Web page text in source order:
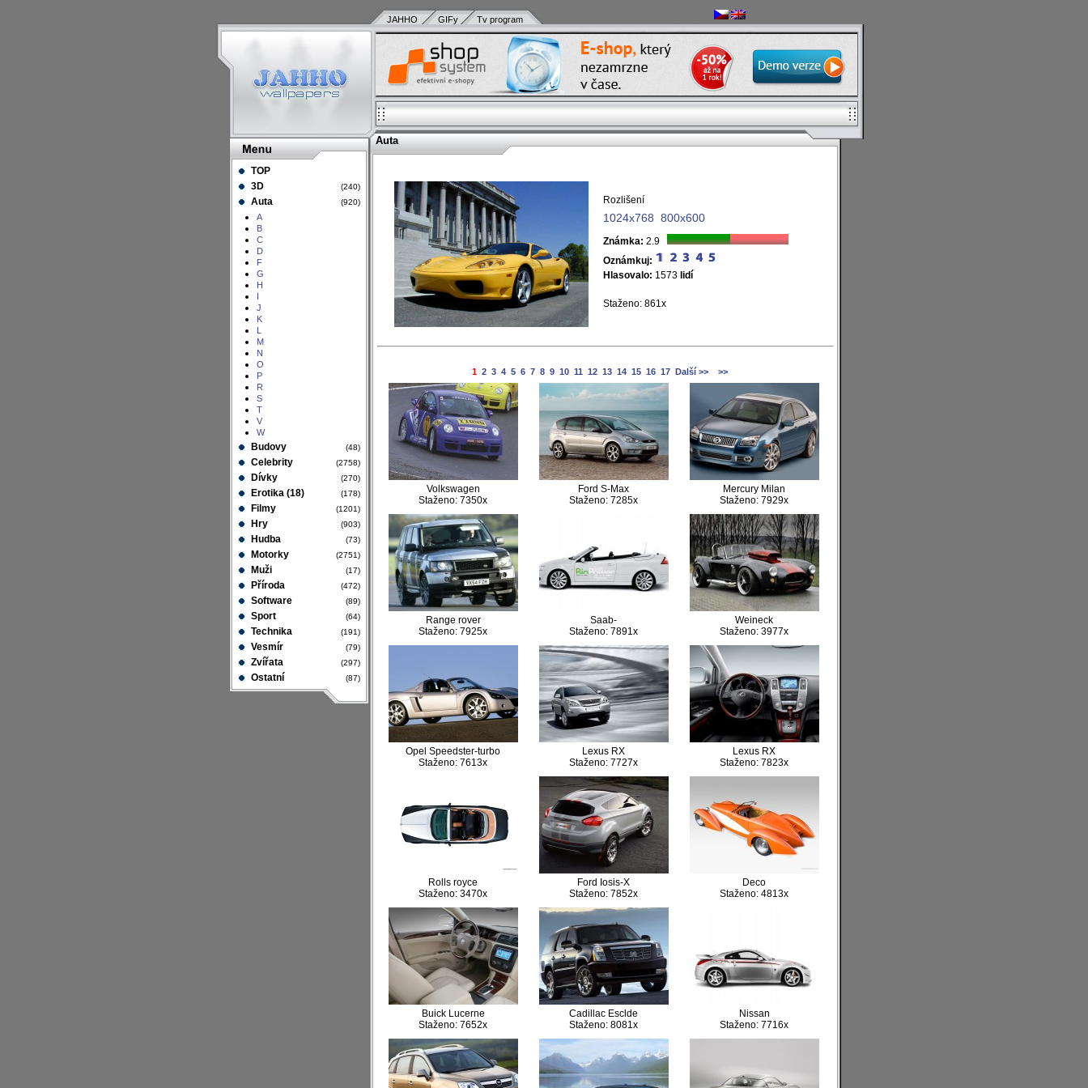
TOP
3D
(240)
Auta (920)
A
B
C
D
F
G
H
I
J
K
L
M
N
O
P
R
S
T
V
W
Budovy (48)
Celebrity (2758)
Dívky (270)
Erotika (18) (178)
Filmy (1201)
Hry (903)
Hudba (73)
Motorky (2751)
Muži (17)
Příroda (472)
Software (89)
Sport (64)
Technika (191)
Vesmír (79)
Zvířata (297)
Ostatní (87)
JAHHO GIFy Tv program
Auta
Rozlišení
1024x768 800x600
Známka: 2.9
Oznámkuj:
Hlasovalo: 1573 lidí
Staženo: 861x
1 2 3 4 5 6 7 8 9 10 11 12 13 14 15 16 17 Další >> >>
Volkswagen
Staženo: 7350x
Ford S-Max
Staženo: 7285x
Mercury Milan
Staženo: 7929x
Range rover
Staženo: 7925x
Saab-
Staženo: 7891x
Weineck
Staženo: 3977x
Opel Speedster-turbo
Staženo: 7613x
Lexus RX
Staženo: 7727x
Lexus RX
Staženo: 7823x
Rolls royce
Staženo: 3470x
Ford Iosis-X
Staženo: 7852x
Deco
Staženo: 4813x
Buick Lucerne
Staženo: 7652x
Cadillac Esclde
Staženo: 8081x
Nissan
Staženo: 7716x